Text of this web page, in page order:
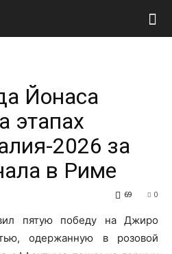
Йонаса
этапах
2026 за
в Риме
0
69
пятую победу на Джиро
одержанную в розовой